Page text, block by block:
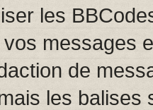
les
messages
de
les